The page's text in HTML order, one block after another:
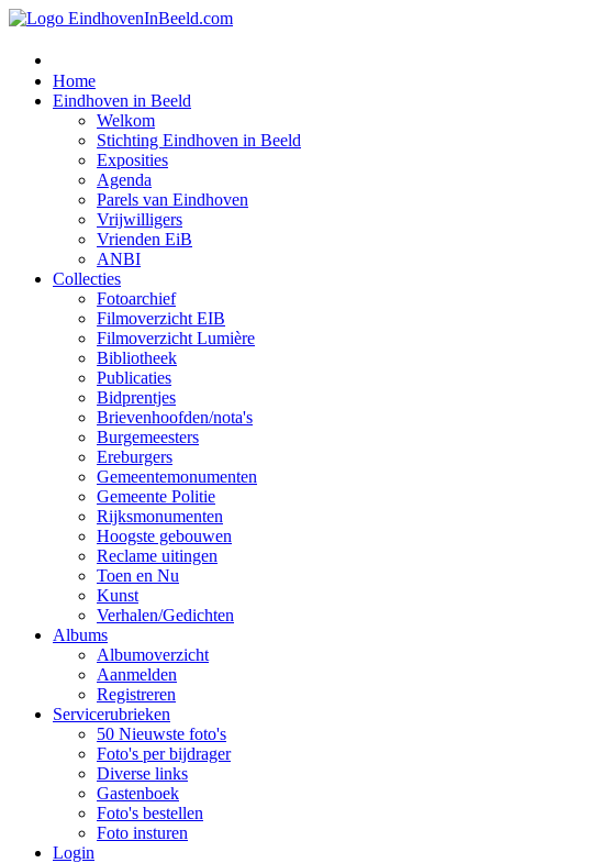
Home
Eindhoven in Beeld
Welkom
Stichting Eindhoven in Beeld
Exposities
Agenda
Parels van Eindhoven
Vrijwilligers
Vrienden EiB
ANBI
Collecties
Fotoarchief
Filmoverzicht EIB
Filmoverzicht Lumière
Bibliotheek
Publicaties
Bidprentjes
Brievenhoofden/nota's
Burgemeesters
Ereburgers
Gemeentemonumenten
Gemeente Politie
Rijksmonumenten
Hoogste gebouwen
Reclame uitingen
Toen en Nu
Kunst
Verhalen/Gedichten
Albums
Albumoverzicht
Aanmelden
Registreren
Servicerubrieken
50 Nieuwste foto's
Foto's per bijdrager
Diverse links
Gastenboek
Foto's bestellen
Foto insturen
Login